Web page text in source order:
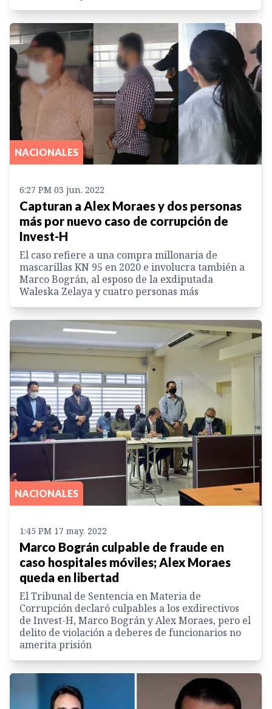
NACIONALES
6:27 PM 03 jun. 2022
Capturan a Alex Moraes y dos personas
más por nuevo caso de corrupción de
Invest-H
El caso refiere a una compra millonaria de
mascarillas KN 95 en 2020 e involucra también a
Marco Bográn, al esposo de la exdiputada
Waleska Zelaya y cuatro personas más
NACIONALES
1:45 PM 17 may. 2022
Marco Bográn culpable de fraude en
caso hospitales móviles; Alex Moraes
queda en libertad
El Tribunal de Sentencia en Materia de
Corrupción declaró culpables a los exdirectivos
de Invest-H, Marco Bográn y Alex Moraes, pero el
delito de violación a deberes de funcionarios no
amerita prisión